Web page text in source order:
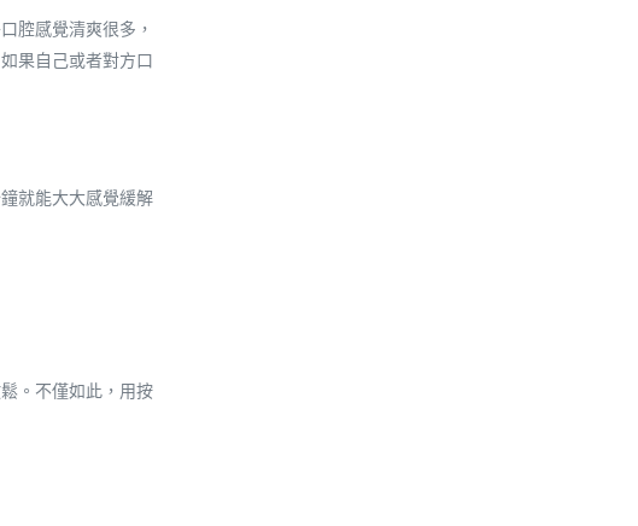
腔感覺清爽很多，
果自己或者對方口
就能大大感覺緩解
。不僅如此，用按